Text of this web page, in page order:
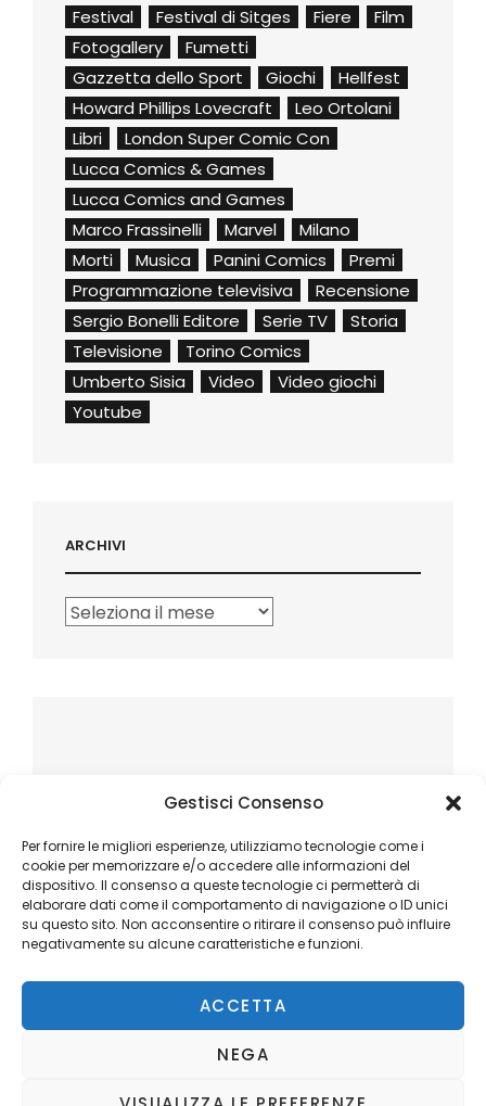
Gestisci Consenso
Per fornire le migliori esperienze, utilizziamo tecnologie come i
cookie per memorizzare e/o accedere alle informazioni del
dispositivo. Il consenso a queste tecnologie ci permetterà di
elaborare dati come il comportamento di navigazione o ID unici
su questo sito. Non acconsentire o ritirare il consenso può influire
negativamente su alcune caratteristiche e funzioni.
ACCETTA
NEGA
Festival
Festival di Sitges Fiere
Film
Fotogallery
Fumetti
Gazzetta dello Sport
Giochi
Hellfest
Howard Phillips Lovecraft
Leo Ortolani
Libri
London Super Comic Con
Lucca Comics & Games
Lucca Comics and Games
Marco Frassinelli
Marvel
Milano
Morti
Musica Panini Comics
Premi
Programmazione televisiva
Recensione
Sergio Bonelli Editore
Serie TV
Storia
Televisione
Torino Comics
Umberto Sisia
Video
Video giochi
Youtube
ARCHIVI
Archivi